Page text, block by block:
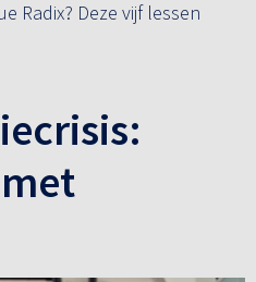
Radix? Deze vijf lessen